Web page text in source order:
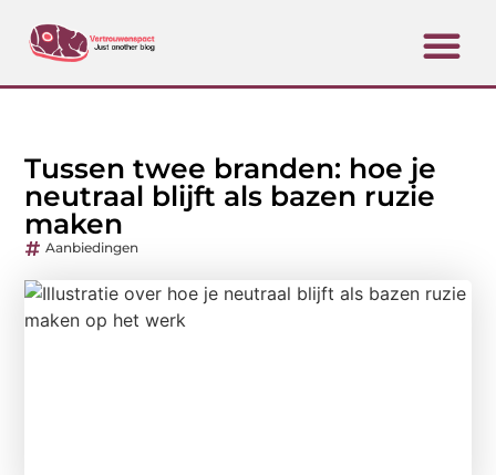
Tussen twee branden: hoe je
neutraal blijft als bazen ruzie
maken
Aanbiedingen